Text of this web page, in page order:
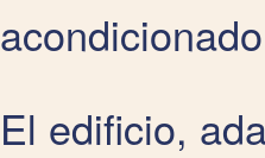
El edificio,